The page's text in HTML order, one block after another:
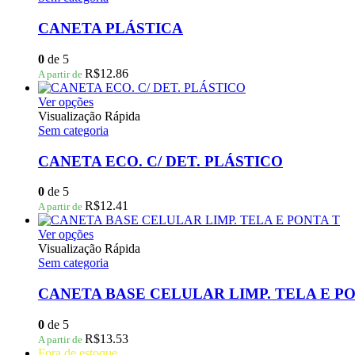
do
produto
variantes.
As
podem
ser
escolhidas
na
página
do
produto
CANETA PLÁSTICA
0 de 5
A partir de R$12.86
Ver opçõesEste
produto
tem
variantes.
As
podem
ser
escolhidas
na
página
do
produto
Visualização Rápida
Sem categoria
CANETA ECO. C/ DET. PLÁSTICO
0 de 5
A partir de R$12.41
Ver opçõesEste
produto
tem
variantes.
As
podem
ser
Visualização Rápida
Sem categoria
CANETA BASE CELULAR LIMP. TELA E
0 de 5
A partir de R$13.53